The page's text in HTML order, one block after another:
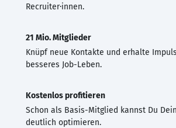
Recruiter·innen.
21 Mio. Mitglieder
Knüpf neue Kontakte und erhalte
besseres Job-Leben.
Kostenlos profitieren
Schon als Basis-Mitglied kannst Du
deutlich optimieren.